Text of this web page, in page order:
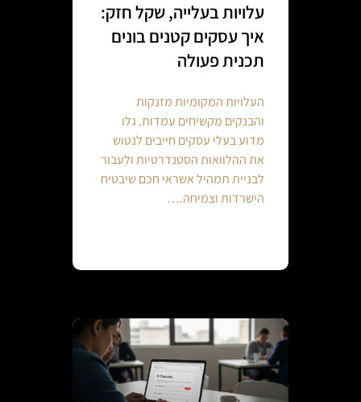
עלויות בעלייה, שקל חזק:
איך עסקים קטנים בונים
תכנית פעולה
העלויות המקומיות מזנקות
והבנקים מקשיחים עמדות. גלו
מדוע בעלי עסקים חייבים לנטוש
את ההלוואות הסטנדרטיות ולעבור
לבניית תמהיל אשראי חכם שיבטיח
הישרדות וצמיחה.…